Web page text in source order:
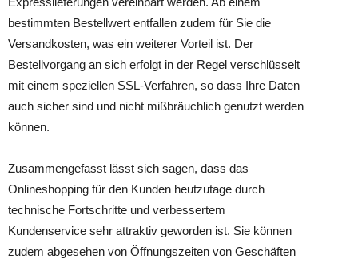
bestimmten Bestellwert entfallen zudem für Sie die
Versandkosten, was ein weiterer Vorteil ist. Der
Bestellvorgang an sich erfolgt in der Regel verschlüsselt
mit einem speziellen SSL-Verfahren, so dass Ihre Daten
auch sicher sind und nicht mißbräuchlich genutzt werden
können.
Zusammengefasst lässt sich sagen, dass das
Onlineshopping für den Kunden heutzutage durch
technische Fortschritte und verbessertem
Kundenservice sehr attraktiv geworden ist. Sie können
zudem abgesehen von Öffnungszeiten von Geschäften